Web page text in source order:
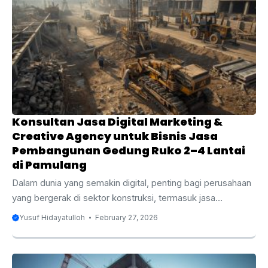
semakin kompetitif. Artikel ini akan mengupas tuntas
mengenai manfaat digital marketing dan creative agency
untuk bisnis Anda, serta bagaimana memilih konsultan yang
tepat. Apakah Anda baru memulai bisnis atau ingin
mengoptimalkan strategi ...
Konsultan Jasa Digital Marketing &
Creative Agency untuk Bisnis Jasa
Pembangunan Gedung Ruko 2–4 Lantai
di Pamulang
Dalam dunia yang semakin digital, penting bagi perusahaan
yang bergerak di sektor konstruksi, termasuk jasa
pembangunan gedung ruko 2–4 lantai di Pamulang, untuk
mereka. Pamulang, yang terletak di Tangerang Selatan,
Yusuf Hidayatulloh February 27, 2026